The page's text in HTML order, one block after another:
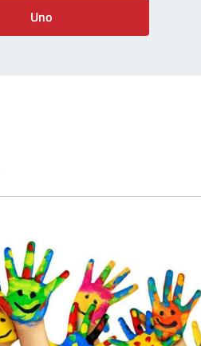
Uno